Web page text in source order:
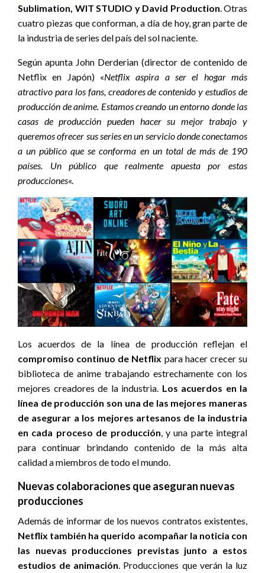
Sublimation, WIT STUDIO y David Production. Otras
cuatro piezas que conforman, a día de hoy, gran parte de
la industria de series del país del sol naciente.
Según apunta John Derderian (director de contenido de
Netflix en Japón) «Netflix aspira a ser el hogar más
atractivo para los fans, creadores de contenido y estudios de
producción de anime. Estamos creando un entorno donde las
casas de producción pueden hacer su mejor trabajo y
queremos ofrecer sus series en un servicio donde conectamos
a un público que se conforma en un total de más de 190
países. Un público que realmente apuesta por estas
producciones«.
Los acuerdos de la línea de producción reflejan el
compromiso continuo de Netflix para hacer crecer su
biblioteca de anime trabajando estrechamente con los
mejores creadores de la industria. Los acuerdos en la
línea de producción son una de las mejores maneras
de asegurar a los mejores artesanos de la industria
en cada proceso de producción , y una parte integral
para continuar brindando contenido de la más alta
calidad a miembros de todo el mundo.
Nuevas colaboraciones que aseguran nuevas
producciones
Además de informar de los nuevos contratos existentes,
Netflix también ha querido acompañar la noticia con
las nuevas producciones previstas junto a estos
estudios de animación . Producciones que verán la luz